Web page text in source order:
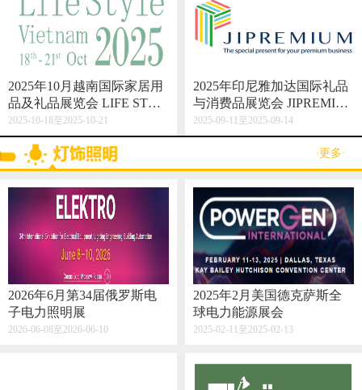
2025年10月越南国际家居用
品及礼品展览会 LIFE STYL
E VIETNAM 2025
2025-10-18至2025-10-21
2025年印尼雅加达国际礼品
与消费品展览会 JIPREMIU
M
2025-09-11至2025-09-14
·更多·
2026年6月第34届俄罗斯电
子电力照明展
2026-06-08至2026-06-10
2025年2月美国德克萨斯全
球电力能源展会
2025-02-11至2025-02-13